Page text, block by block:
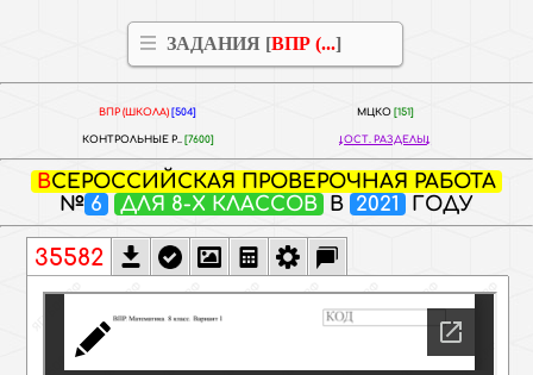
ЗАДАНИЯ [ВПР (...]
ВПР (ШКОЛА) [504] МЦКО [151]
КОНТРОЛЬНЫЕ Р.. [7600] ОСТ. РАЗДЕЛЫ
ВСЕРОССИЙСКАЯ ПРОВЕРОЧНАЯ РАБОТА
№ 6 ДЛЯ 8-Х КЛАССОВ В 2021 ГОДУ
35582